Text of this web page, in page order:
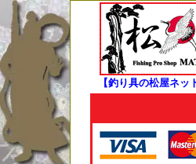
【釣り具の松屋ネッ